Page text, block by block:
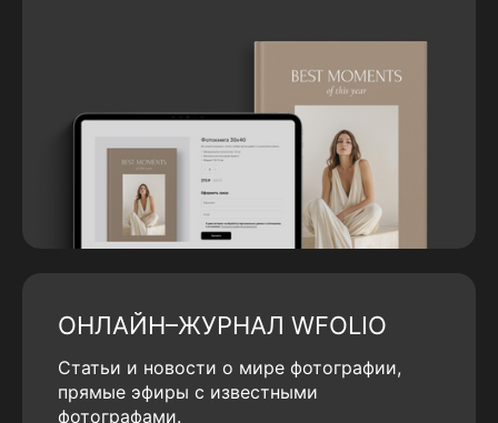
ОНЛАЙН–ЖУРНАЛ WFOLIO
Статьи и новости о мире фотографии,
прямые эфиры с известными
фотографами.